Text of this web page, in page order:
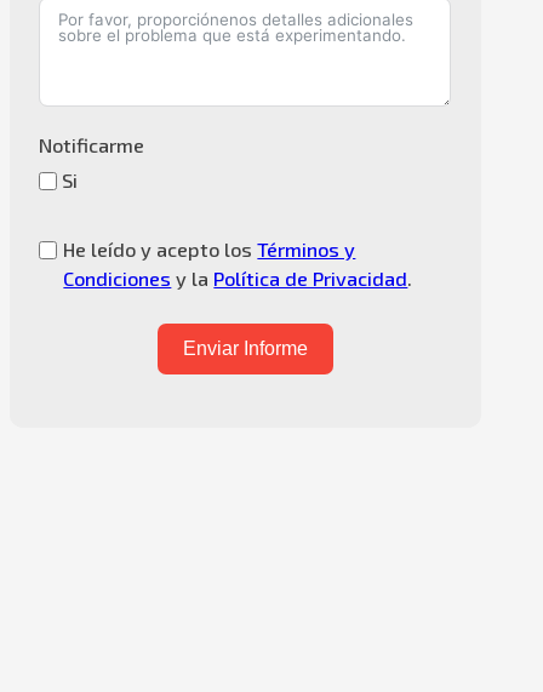
Notificarme
Si
He leído y acepto losTérminos y
Condiciones y la Política de Privacidad.
Enviar Informe